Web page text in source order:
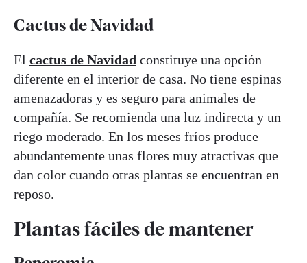
Cactus de Navidad
El cactus de Navidad constituye una opción
diferente en el interior de casa. No tiene espinas
amenazadoras y es seguro para animales de
compañía. Se recomienda una luz indirecta y un
riego moderado. En los meses fríos produce
abundantemente unas flores muy atractivas que
dan color cuando otras plantas se encuentran en
reposo.
Plantas fáciles de mantener